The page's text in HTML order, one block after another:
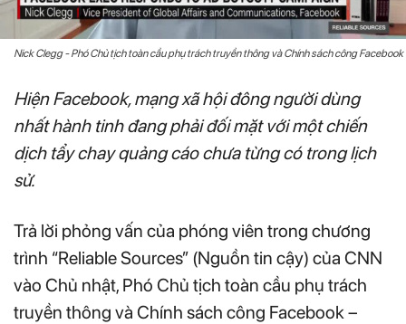
Nick Clegg - Phó Chủ tịch toàn cầu phụ trách truyền thông và Chính sách công Facebook
Hiện Facebook, mạng xã hội đông người dùng
nhất hành tinh đang phải đối mặt với một chiến
dịch tẩy chay quảng cáo chưa từng có trong lịch
sử.
Trả lời phỏng vấn của phóng viên trong chương
trình “Reliable Sources” (Nguồn tin cậy) của CNN
vào Chủ nhật, Phó Chủ tịch toàn cầu phụ trách
truyền thông và Chính sách công Facebook –